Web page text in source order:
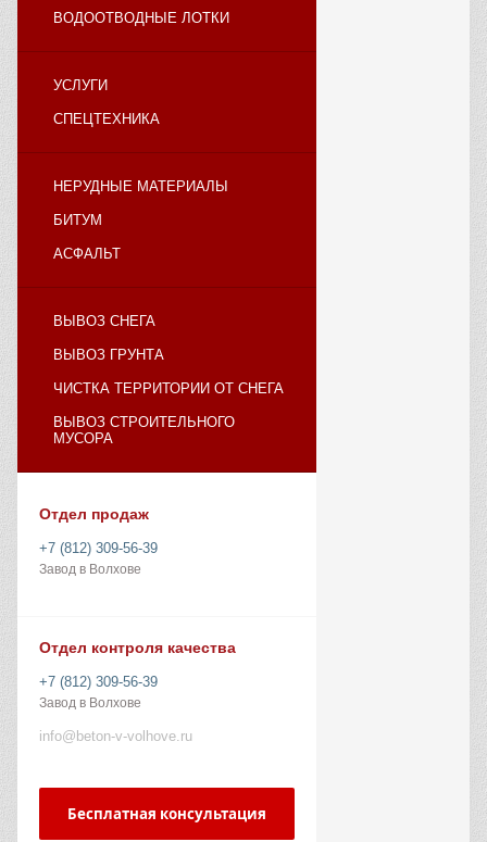
ВОДООТВОДНЫЕ ЛОТКИ
УСЛУГИ
СПЕЦТЕХНИКА
НЕРУДНЫЕ МАТЕРИАЛЫ
БИТУМ
АСФАЛЬТ
ВЫВОЗ СНЕГА
ВЫВОЗ ГРУНТА
ЧИСТКА ТЕРРИТОРИИ ОТ СНЕГА
ВЫВОЗ СТРОИТЕЛЬНОГО
МУСОРА
Отдел продаж
+7 (812) 309-56-39
Завод в Волхове
Отдел контроля качества
+7 (812) 309-56-39
Завод в Волхове
info@beton-v-volhove.ru
Бесплатная консультация